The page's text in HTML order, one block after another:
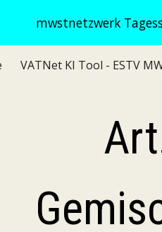
Skip to main
mwstnetzwerk